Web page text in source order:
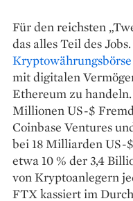
Für den reichsten
das alles Teil des
mit digitalen
Ethereum zu
Millionen US-$
Coinbase Ventures
bei 18 Milliarden US-
etwa 10 % der 3,4
von Kryptoanlegern
FTX kassiert im